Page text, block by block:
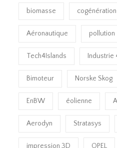
biomasse cogénération
Aéronautique pollution
Tech4Islands Industrie
Bimoteur Norske Skog
EnBW éolienne
Aerodyn Stratasys
impression 3D OPEL